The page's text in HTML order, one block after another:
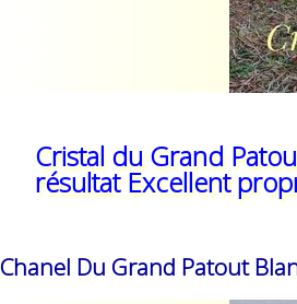
Cristal du Grand
résultat Excellent
Chanel Du Grand Patout